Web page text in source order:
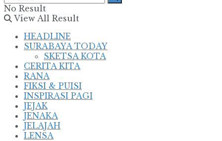
No Result
View All Result
HEADLINE
SURABAYA TODAY
SKETSA KOTA
CERITA KITA
RANA
FIKSI & PUISI
INSPIRASI PAGI
JEJAK
JENAKA
JELAJAH
LENSA